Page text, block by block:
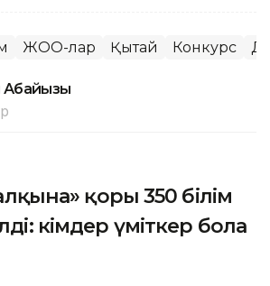
ЖОО-лар Қытай Конкурс
Абайқызы
қоры 350 білім
кімдер үміткер бола